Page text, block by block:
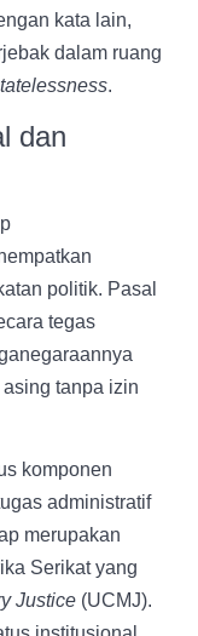
kata lain,
dalam ruang
.
dan
politik. Pasal
tegas
tanpa izin
komponen
administratif
merupakan
Serikat yang
Justice (UCMJ).